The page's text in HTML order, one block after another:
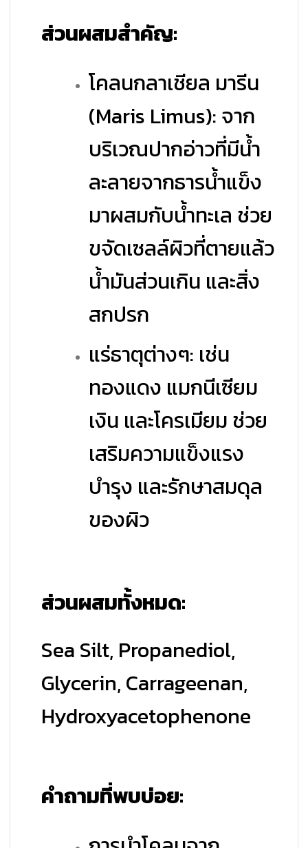
ส่วนผสมสำคัญ:
โคลนกลาเชียล มารีน
(Maris Limus): จาก
บริเวณปากอ่าวที่มีน้ำ
ละลายจากธารน้ำแข็ง
มาผสมกับน้ำทะเล ช่วย
ขจัดเซลล์ผิวที่ตายแล้ว
น้ำมันส่วนเกิน และสิ่ง
สกปรก
แร่ธาตุต่างๆ: เช่น
ทองแดง แมกนีเซียม
เงิน และโครเมียม ช่วย
เสริมความแข็งแรง
บำรุง และรักษาสมดุล
ของผิว
ส่วนผสมทั้งหมด:
Sea Silt, Propanediol,
Glycerin, Carrageenan,
Hydroxyacetophenone
คำถามที่พบบ่อย: